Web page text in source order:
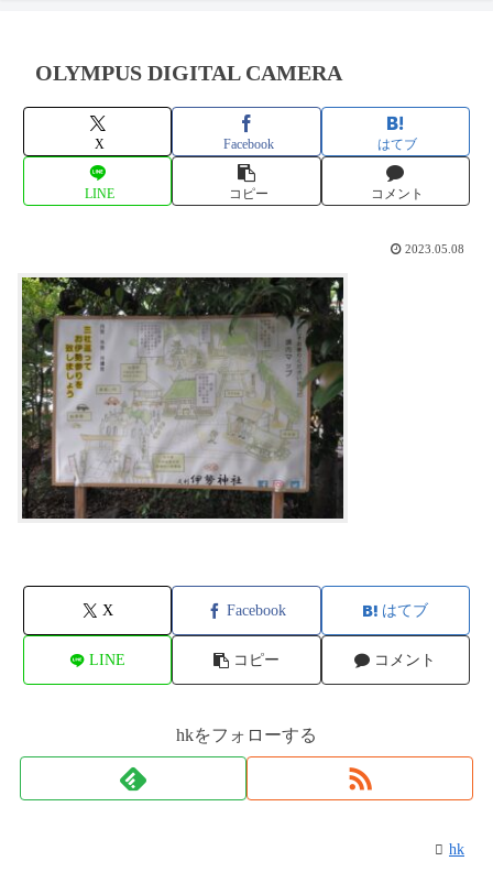
OLYMPUS DIGITAL CAMERA
X Facebook はてブ
LINE コピー コメント
2023.05.08
X Facebook はてブ
LINE コピー コメント
hkをフォローする
hk